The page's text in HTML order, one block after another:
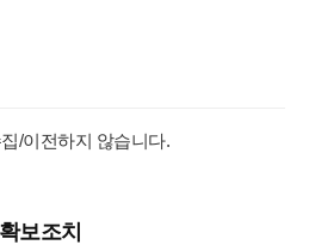
/이전하지 않습니다.
보조치